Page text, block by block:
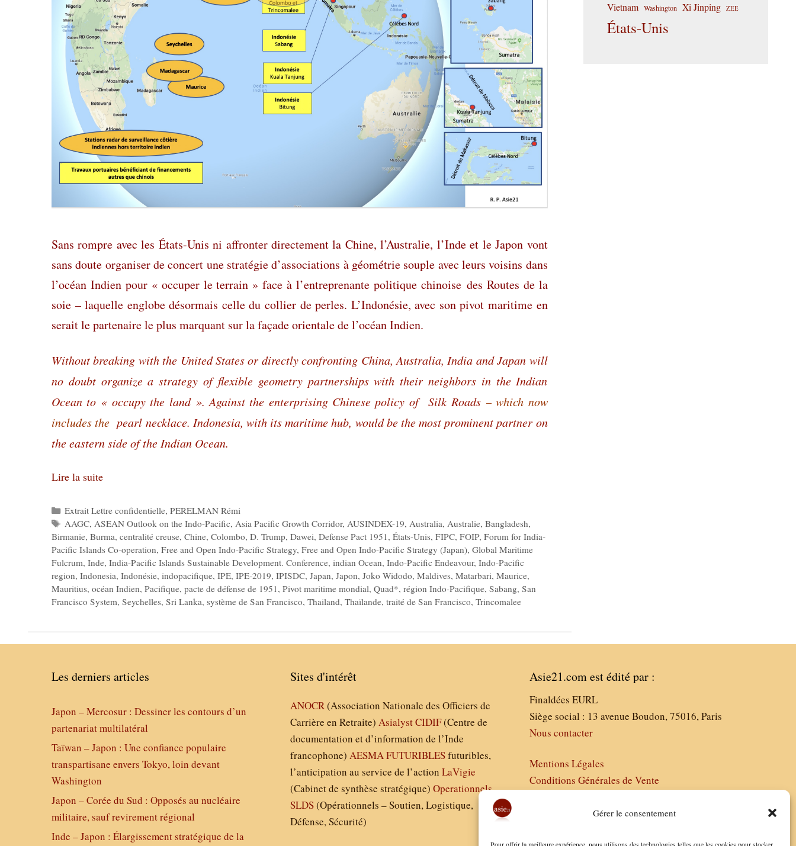
Gérer le consentement
Sans rompre avec les États-Unis ni affronter directement la Chine, l’Australie, l’Inde et le Japon vont
sans doute organiser de concert une stratégie d’associations à géométrie souple avec leurs voisins dans
l’océan Indien pour « occuper le terrain » face à l’entreprenante politique chinoise des Routes de la
soie – laquelle englobe désormais celledu collier de perles. L’Indonésie, avec son pivot maritime en
serait le partenaire le plus marquant sur la façade orientale de l’océan Indien.
Without breaking with the United States or directly confronting China, Australia, India and Japan will
no doubt organize a strategy of flexible geometry partnerships with their neighbors in the Indian
Ocean to « occupy the land ». Against the enterprising Chinese policy of Silk Roads – which now
includes the pearl necklace. Indonesia, with its maritime hub, would be the most prominent partner on
the eastern side of the Indian Ocean.
Lire la suite
Catégories
Extrait Lettre confidentielle,PERELMAN Rémi
Étiquettes
AAGC, ASEAN Outlook on the Indo-Pacific, Asia Pacific Growth Corridor, AUSINDEX-19, Australia, Australie,Bangladesh,
Birmanie, Burma, centralité creuse, Chine, Colombo, D. Trump, Dawei, Defense Pact 1951 , États-Unis, FIPC, FOIP, Forum for India-
Pacific Islands Co-operation, Free and Open Indo-Pacific Strategy, Free and Open Indo-Pacific Strategy (Japan), Global Maritime
Fulcrum, Inde, India-Pacific Islands Sustainable Development. Conference, indian Ocean, Indo-Pacific Endeavour, Indo-Pacific
region, Indonesia, Indonésie, indopacifique, IPE, IPE-2019, IPISDC, Japan, Japon, Joko Widodo, Maldives, Matarbari, Maurice,
Mauritius, océan Indien, Pacifique, pacte de défense de 1951 , Pivot maritime mondial, Quad*, région Indo-Pacifique, Sabang, San
Francisco System, Seychelles, Sri Lanka, système de San Francisco, Thailand, Thaïlande, traité de San Francisco, Trincomalee
Vietnam Washington Xi Jinping ZEE
États-Unis
Les derniers articles
Japon – Mercosur : Dessiner les contours d’un
partenariat multilatéral
Taïwan – Japon : Une confiance populaire
transpartisane envers Tokyo, loin devant
Washington
Japon – Corée du Sud : Opposés au nucléaire
militaire, sauf revirement régional
Inde – Japon : Élargissement stratégique de la
Sites d'intérêt
ANOCR(Association Nationale des Officiers de
Carrière en Retraite)AsialystCIDIF(Centre de
documentation et d’information de l’Inde
francophone)AESMAFUTURIBLESfuturibles,
l’anticipation au service de l’actionLaVigie
(Cabinet de synthèse stratégique)Operationnels
SLDS(Opérationnels – Soutien, Logistique,
Défense, Sécurité)
Asie21.com est édité par :
Finaldées EURL
Siège social : 13 avenue Boudon, 75016, Paris
Nous contacter
Mentions Légales
Conditions Générales de Vente